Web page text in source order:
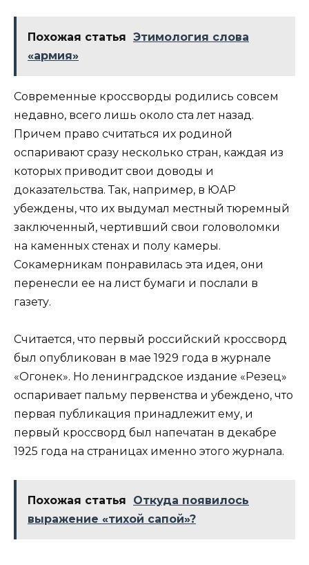
Похожая статья Этимология слова
«армия»
Современные кроссворды родились совсем
недавно, всего лишь около ста лет назад.
Причем право считаться их родиной
оспаривают сразу несколько стран, каждая из
которых приводит свои доводы и
доказательства. Так, например, в ЮАР
убеждены, что их выдумал местный тюремный
заключенный, чертивший свои головоломки
на каменных стенах и полу камеры.
Сокамерникам понравилась эта идея, они
перенесли ее на лист бумаги и послали в
газету.
Считается, что первый российский кроссворд
был опубликован в мае 1929 года в журнале
«Огонек». Но ленинградское издание «Резец»
оспаривает пальму первенства и убеждено, что
первая публикация принадлежит ему, и
первый кроссворд был напечатан в декабре
1925 года на страницах именно этого журнала.
Похожая статья
Откуда появилось
выражение «тихой сапой»?